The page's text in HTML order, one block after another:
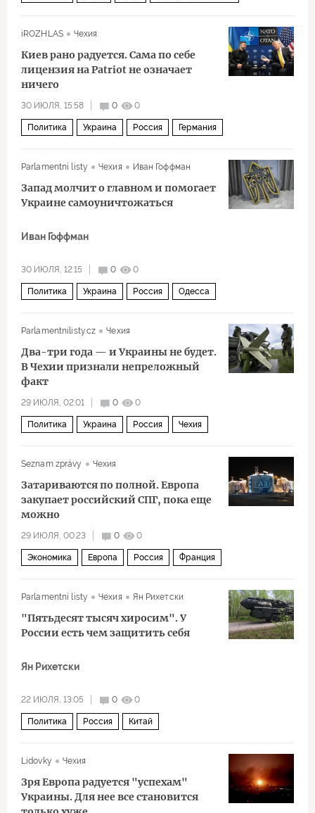
iROZHLAS Чехия
Киев рано радуется. Сама по себе
лицензия на Patriot не означает
ничего
30 ИЮЛЯ, 15:58 0 0
Политика Украина Россия Германия
Parlamentní listy Чехия Иван Гоффман
Запад молчит о главном и помогает
Украине самоуничтожаться
Иван Гоффман
30 ИЮЛЯ, 12:15 0 0
Политика Украина Россия Одесса
Parlamentnilisty.cz
Чехия
Два-три года — и Украины не будет.
В Чехии признали непреложный
факт
29 ИЮЛЯ, 02:01 0 0
Политика Украина Россия Чехия
Seznam zprávy
Чехия
Затариваются по полной. Европа
закупает российский СПГ, пока еще
можно
29 ИЮЛЯ, 00:23 0 0
Экономика Европа Россия Франция
Parlamentní listy
Чехия Ян Рихетски
"Пятьдесят тысяч хиросим". У
России есть чем защитить себя
Ян Рихетски
22 ИЮЛЯ, 13:05 0 0
Политика Россия Китай
Lidovky
Чехия
Зря Европа радуется "успехам"
Украины. Для нее все становится